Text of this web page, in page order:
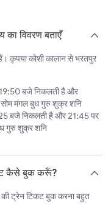
विवरण बताएँ
कृपया कोशी कालान से भरतपुर
बजे निकलती है और
मंगल बुध गुरु शुक्र शनि
बजे निकलती है और 21:45 पर
गुरु शुक्र शनि
कैसे बुक करूँ?
ट्रेन टिकट बुक करना बहुत